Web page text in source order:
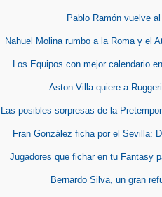
Pablo Ramón vuelve
Nahuel Molina rumbo a la Roma y el
Los Equipos con mejor calendario
Aston Villa quiere a
Las posibles sorpresas de la
Fran González ficha por el Sevilla:
Jugadores que fichar en tu Fantasy
Bernardo Silva, un gran